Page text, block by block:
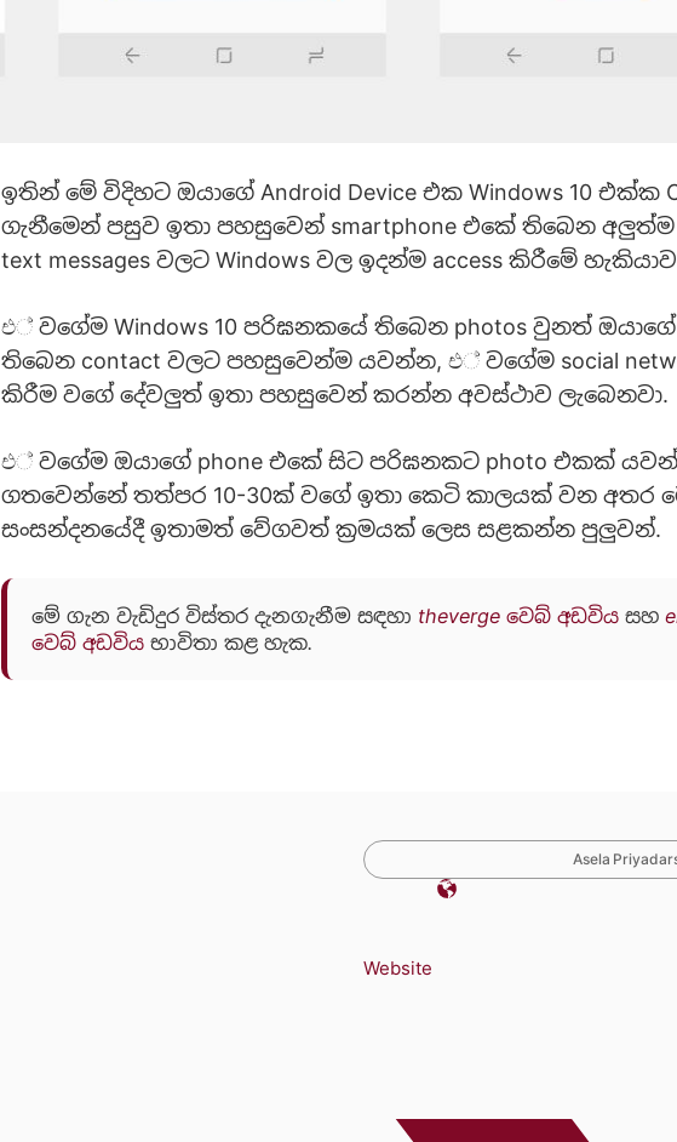
ඉතින් මේ විදිහට ඔයාගේ Android Device එක Windows 10 එක්ක
ගැනීමෙන් පසුව ඉතා පහසුවෙන් smartphone එකේ තිබෙන අලුත්ම
text messages වලට Windows වල ඉදන්ම access කිරීමේ
එ් වගේම Windows 10 පරිඝනකයේ තිබෙන photos වුනත් ඔයාගේ
තිබෙන contact වලට පහසුවෙන්ම යවන්න, එ් වගේම social
කිරීම වගේ දේවලුත් ඉතා පහසුවෙන් කරන්න අවස්ථාව ලැබෙනවා.
එ් වගේම ඔයාගේ phone එකේ සිට පරිඝනකට photo එකක්
ගතවෙන්නේ තත්පර 10-30ක් වගේ ඉතා කෙටි කාලයක් වන අතර
සංසන්දනයේදී ඉතාමත් වේගවත් ක්‍රමයක් ලෙස සළකන්න පුලුවන්.
මේ ගැන වැඩිදුර විස්තර දැනගැනීම සඳහා theverge වෙබ් අඩවිය සහ
වෙබ් අඩවිය භාවිතා කළ හැක.
Asela
Website